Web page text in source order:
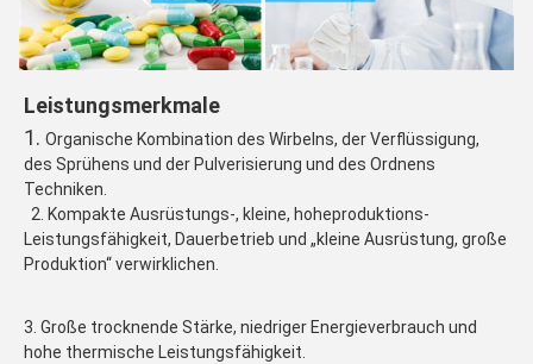
Leistungsmerkmale
1. Organische Kombination des Wirbelns, der Verflüssigung,
des Sprühens und der Pulverisierung und des Ordnens
Techniken.
  2.
Kompakte Ausrüstungs-, kleine, hoheproduktions-
Leistungsfähigkeit, Dauerbetrieb und „kleine Ausrüstung, große
Produktion“ verwirklichen.
3. Große trocknende Stärke, niedriger Energieverbrauch und
hohe thermische Leistungsfähigkeit.